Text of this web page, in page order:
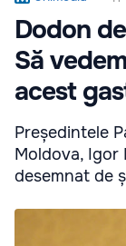
Dodon
Să
acest
Președintele
Moldova, Igor
desemnat de